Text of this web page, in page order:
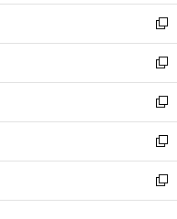
開
く
ウ
で
開
く
ン
ド
ウ
で
開
く
ウ
ィ
ン
ド
ウ
で
開
く
し
い
ウ
ィ
ン
ド
ウ
で
開
く
新
し
い
ウ
ィ
ン
ド
ウ
で
開
新
し
い
ウ
ィ
ン
ド
ウ
新
し
い
ウ
ィ
ン
新
し
い
ウ
新
し